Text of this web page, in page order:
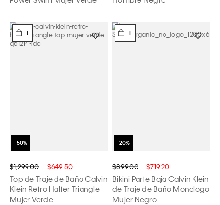
+
$1,299.00 $649.50
Top de Traje de Baño Calvin
Klein Retro Halter Triangle
Mujer Verde
+
$899.00 $719.20
Bikini Parte Baja Calvin Klein
de Traje de Baño Monologo
Mujer Negro